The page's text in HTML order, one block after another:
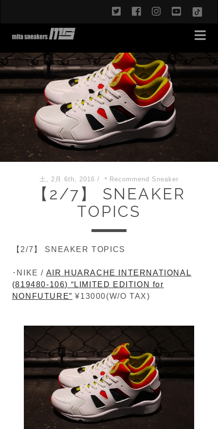
twitterfacebookinstagram
土, 2月 6th, 2016 / ＊Recommend Sneaker
【2/7】 SNEAKER
TOPICS
【2/7】 SNEAKER TOPICS
･NIKE / AIR HUARACHE INTERNATIONAL
(819480-106) “LIMITED EDITION for
NONFUTURE” ¥13000(W/O TAX)